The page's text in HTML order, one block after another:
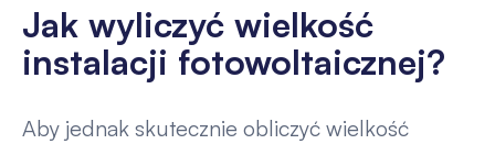
Jak wyliczyć wielkość
instalacji fotowoltaicznej?
Aby jednak skutecznie obliczyć wielkość